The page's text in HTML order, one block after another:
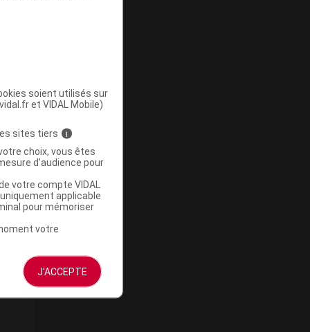
soient utilisés sur
et VIDAL Mobile)
sites tiers i
choix, vous êtes
d'audience pour
votre compte VIDAL
applicable
pour mémoriser
votre
J'ACCEPTE